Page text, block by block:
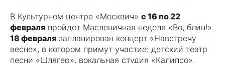
В Культурном центре «Москвич» с 16 по 22
февраля пройдет Масленичная неделя «Во, блин!».
18 февраля запланирован концерт «Навстречу
весне», в котором примут участие: детский театр
песни «Шлягер», вокальная студия «Калипсо»,